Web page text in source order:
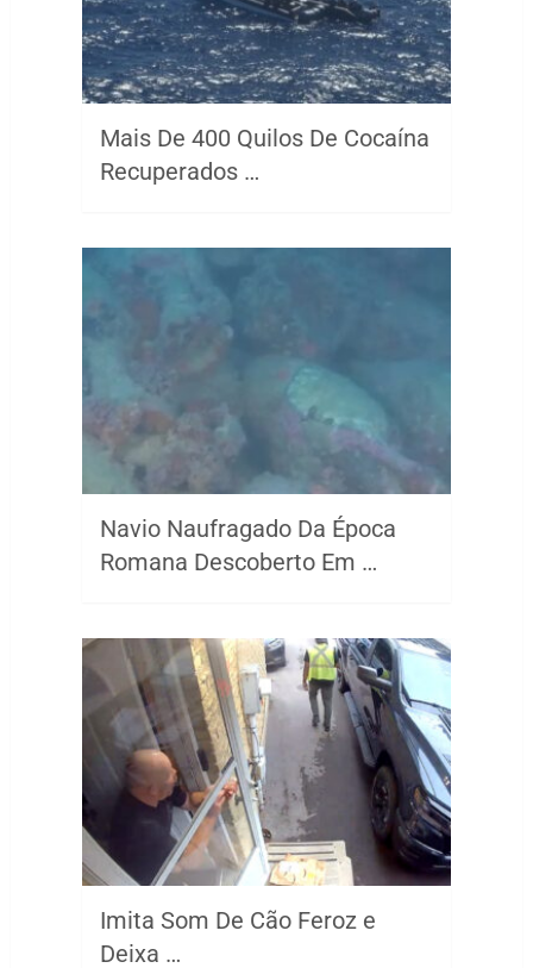
Mais De 400 Quilos De Cocaína
Recuperados …
Navio Naufragado Da Época
Romana Descoberto Em …
Imita Som De Cão Feroz e
Deixa …